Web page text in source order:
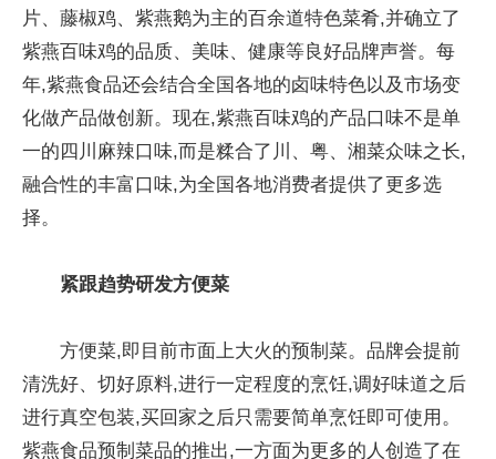
片、藤椒鸡、紫燕鹅为主的百余道特色菜肴,并确立了
紫燕百味鸡的品质、美味、健康等良好品牌声誉。每
年,紫燕食品还会结合全国各地的卤味特色以及市场变
化做产品做创新。现在,紫燕百味鸡的产品口味不是单
一的四川麻辣口味,而是糅合了川、粤、湘菜众味之长,
融合性的丰富口味,为全国各地消费者提供了更多选
择。
紧跟趋势研发方便菜
方便菜,即目前市面上大火的预制菜。品牌会提前
清洗好、切好原料,进行一定程度的烹饪,调好味道之后
进行真空包装,买回家之后只需要简单烹饪即可使用。
紫燕食品预制菜品的推出,一方面为更多的人创造了在